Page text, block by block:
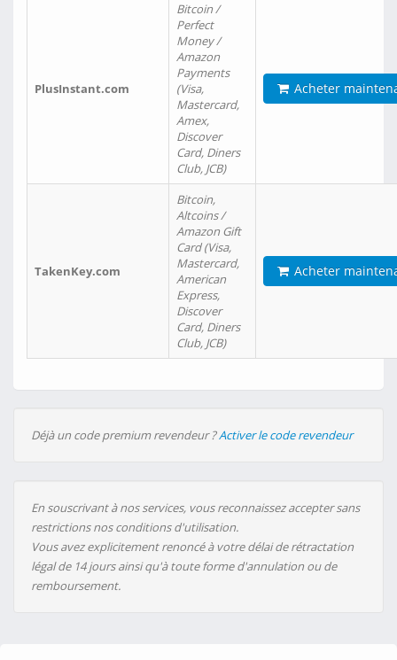
PlusInstant.com
Bitcoin /
Perfect
Money /
Amazon
Payments
(Visa,
Mastercard,
Amex,
Discover
Card, Diners
Club, JCB)
Acheter
TakenKey.com
Bitcoin,
Altcoins /
Amazon Gift
Card (Visa,
Mastercard,
American
Express,
Discover
Card, Diners
Club, JCB)
Acheter
Déjà un code premium revendeur ?Activer le code revendeur
En souscrivant à nos services, vous reconnaissez accepter sans
restrictions nos conditions d'utilisation.
Vous avez explicitement renoncé à votre délai de rétractation
légal de 14 jours ainsi qu'à toute forme d'annulation ou de
remboursement.